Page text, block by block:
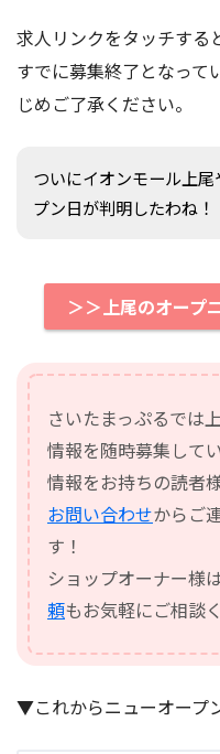
求人リンクをタッチする
すでに募集終了となって
じめご了承ください。
ついにイオンモール上
プン日が判明したわね！
＞＞上尾のオープ
さいたまっぷるでは
情報を随時募集してい
情報をお持ちの読者
お問い合わせからご
す！
ショップオーナー様
頼もお気軽にご相談
▼これからニューオープ